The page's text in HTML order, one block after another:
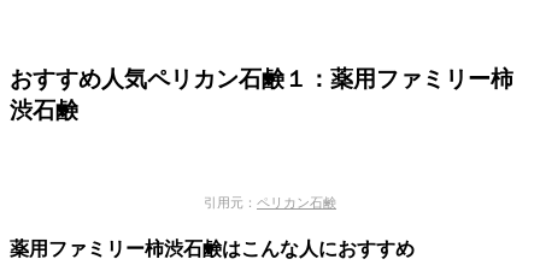
おすすめ人気ペリカン石鹸１：薬用ファミリー柿
渋石鹸
引用元： ペリカン石鹸
薬用ファミリー柿渋石鹸はこんな人におすすめ